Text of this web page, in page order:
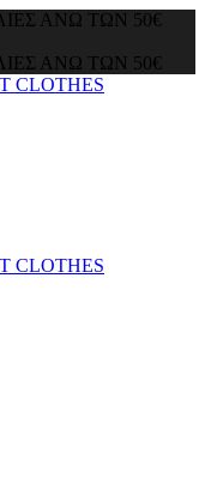
ΑΝΩ ΤΩΝ 50€
ΑΝΩ ΤΩΝ 50€